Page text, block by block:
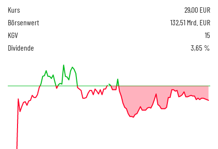
Kurs 29,00 EUR
Börsenwert
132,51 Mrd. EUR
KGV
15
Dividende
3,65 %